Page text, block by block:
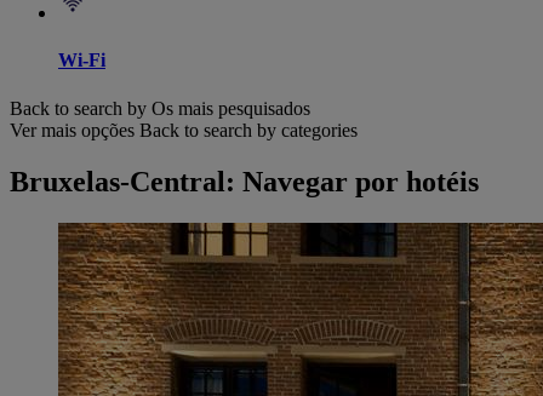
Wi-Fi
Back to search by Os mais pesquisados
Ver mais opções Back to search by categories
Bruxelas-Central: Navegar por hotéis